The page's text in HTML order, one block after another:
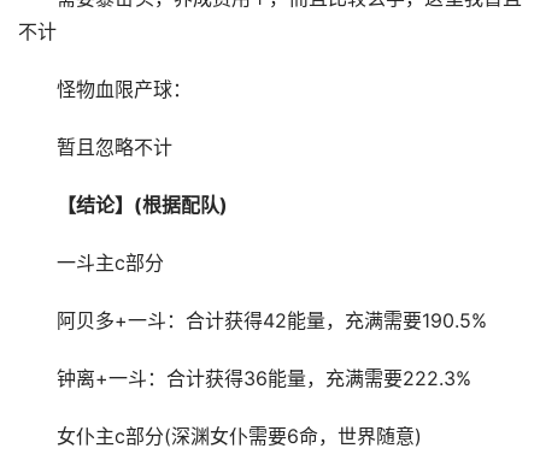
不计
怪物血限产球：
暂且忽略不计
【结论】(根据配队)
一斗主c部分
阿贝多+一斗：合计获得42能量，充满需要190.5%
钟离+一斗：合计获得36能量，充满需要222.3%
女仆主c部分(深渊女仆需要6命，世界随意)